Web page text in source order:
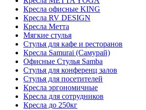
Кресла офисные KING
Кресла RV DESIGN
Кресла Метта
Мягкие стулья
Стулья для кафе и ресторанов
Кресла Samurai (Самурай)
Офисные Стулья Samba
Стулья для конференц залов
Стулья для посетителей
Кресла эргономичные
Кресла для сотрудников
Кресла до 250кг